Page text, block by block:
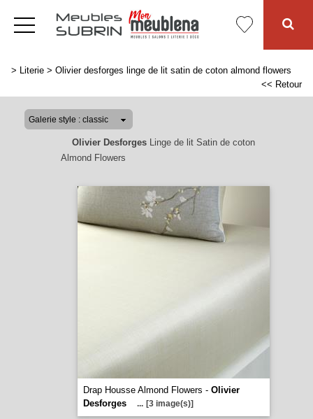
> Literie > Olivier desforges linge de lit satin de coton almond flowers
<< Retour
Olivier DesforgesLinge de lit Satin de coton
Almond Flowers
Drap Housse Almond Flowers - Olivier
Desforges
... [3 image(s)]